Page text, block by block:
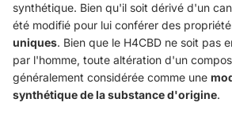
synthétique. Bien qu'il soit dérivé d'un
été modifié pour lui conférer des
uniques. Bien que le H4CBD ne soit pas
par l'homme, toute altération d'un
généralement considérée comme une
synthétique de la substance d'origine.